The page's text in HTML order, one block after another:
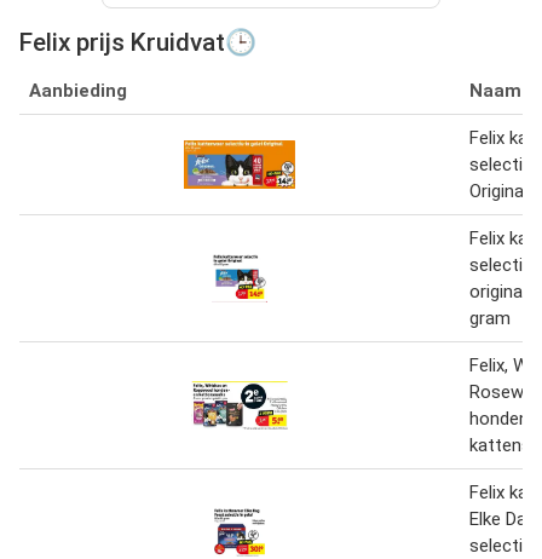
Felix prijs Kruidvat🕒
Aanbieding Naam
Felix
selectie
Original
Felix
selectie
original
gram
Felix,
Felix
Elke
selectie